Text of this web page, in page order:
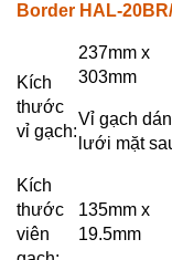
Border HAL-
Kích
thước
vỉ gạch:
237mm x
303mm
Vỉ gạch dán
lưới mặt
Kích
thước
viên
135mm x
19.5mm